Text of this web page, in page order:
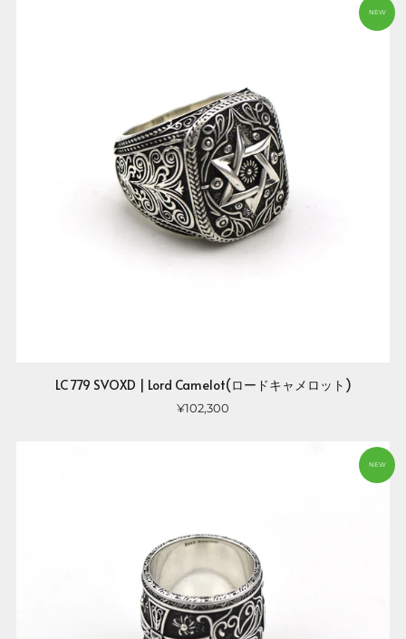
NEW
LC 779 SVOXD | Lord Camelot(ロードキャメロット)
¥102,300
NEW